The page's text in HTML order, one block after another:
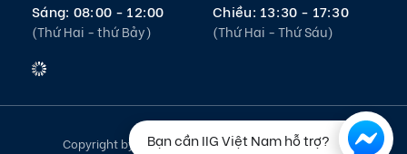
Sáng: 08:00 - 12:00
(Thứ Hai - thứ Bảy)
Chiều: 13:30 - 17:30
(Thứ Hai - Thứ Sáu)
Copyright by IIG Vietnam 2021. All rights reserved.
Bạn cần IIG Việt Nam hỗ trợ?